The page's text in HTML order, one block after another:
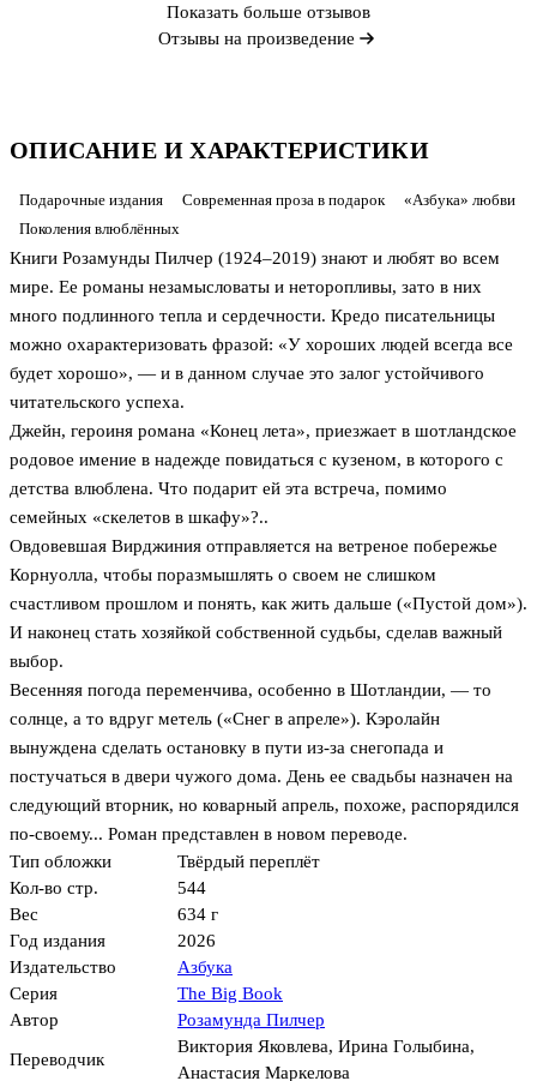
ОПИСАНИЕ И ХАРАКТЕРИСТИКИ
Подарочные издания Современная проза в подарок
«Азбука» любви
Поколения влюблённых
Книги Розамунды Пилчер (1924–2019) знают и любят во всем
мире. Ее романы незамысловаты и неторопливы, зато в них
много подлинного тепла и сердечности. Кредо писательницы
можно охарактеризовать фразой: «У хороших людей всегда все
будет хорошо», — и в данном случае это залог устойчивого
читательского успеха.
Джейн, героиня романа «Конец лета», приезжает в шотландское
родовое имение в надежде повидаться с кузеном, в которого с
детства влюблена. Что подарит ей эта встреча, помимо
семейных «скелетов в шкафу»?..
Овдовевшая Вирджиния отправляется на ветреное побережье
Корнуолла, чтобы поразмышлять о своем не слишком
счастливом прошлом и понять, как жить дальше («Пустой дом»).
И наконец стать хозяйкой собственной судьбы, сделав важный
выбор.
Весенняя погода переменчива, особенно в Шотландии, — то
солнце, а то вдруг метель («Снег в апреле»). Кэролайн
вынуждена сделать остановку в пути из-за снегопада и
постучаться в двери чужого дома. День ее свадьбы назначен на
следующий вторник, но коварный апрель, похоже, распорядился
по-своему... Роман представлен в новом переводе.
Тип обложки
Твёрдый переплёт
Кол-во стр.
544
Вес
634 г
Год издания
2026
Издательство
Азбука
Серия
The Big Book
Автор
Розамунда Пилчер
Переводчик
Виктория Яковлева, Ирина Голыбина,
Анастасия Маркелова
Показать больше отзывов
Отзывы на произведение